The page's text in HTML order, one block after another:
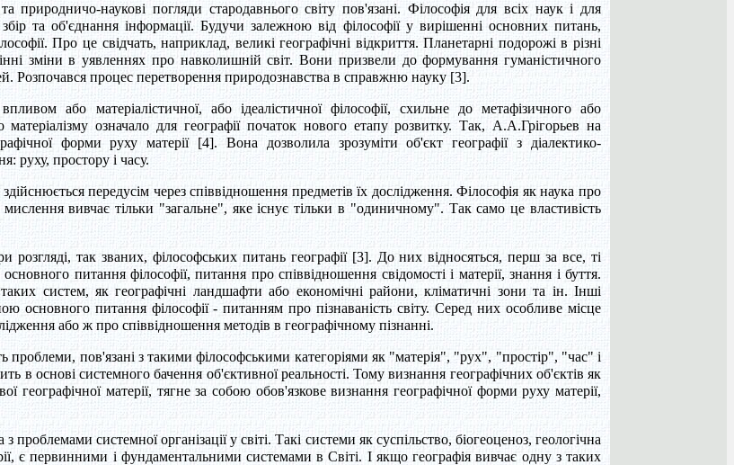
наукові погляди стародавнього світу пов'язані. Філософія для всіх наук і для
та об'єднання інформації. Будучи залежною від філософії у вирішенні основних питань,
Про це свідчать, наприклад, великі географічні відкриття. Планетарні подорожі в різні
зміни в уявленнях про навколишній світ. Вони призвели до формування гуманістичного
Розпочався процес перетворення природознавства в справжню науку [3].
або матеріалістичної, або ідеалістичної філософії, схильне до метафізичного або
матеріалізму означало для географії початок нового етапу розвитку. Так, А.А.Грігорьев на
форми руху матерії [4]. Вона дозволила зрозуміти об'єкт географії з діалектико-
руху, простору і часу.
передусім через співвідношення предметів їх дослідження. Філософія як наука про
вивчає тільки "загальне", яке існує тільки в "одиничному". Так само це властивість
розгляді, так званих, філософських питань географії [3]. До них відносяться, перш за все, ті
питання філософії, питання про співвідношення свідомості і матерії, знання і буття.
систем, як географічні ландшафти або економічні райони, кліматичні зони та ін. Інші
основного питання філософії - питанням про пізнаваність світу. Серед них особливе місце
або ж про співвідношення методів в географічному пізнанні.
проблеми, пов'язані з такими філософськими категоріями як "матерія", "рух", "простір", "час" і
в основі системного бачення об'єктивної реальності. Тому визнання географічних об'єктів як
​​географічної матерії, тягне за собою обов'язкове визнання географічної форми руху матерії,
системної організації у світі. Такі системи як суспільство, біогеоценоз, геологічна
є первинними і фундаментальними системами в Світі. І якщо географія вивчає одну з таких